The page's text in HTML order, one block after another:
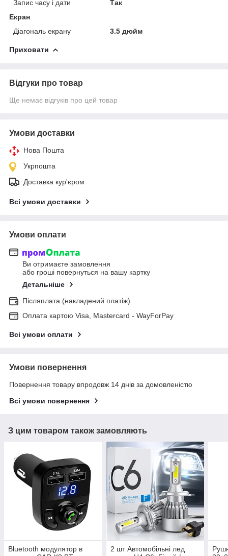
Запис часу і дати
Так
Екран
Діагональ екрану
3.5 дюйм
Приховати
Відгуки про товар
Ще немає відгуків про цей товар
Умови доставки
Нова Пошта
Укрпошта
Доставка кур'єром
Всі умови доставки
Умови оплати
Ви отримаєте замовлення
або гроші повернуться на вашу картку
Детальніше
Післяплата (накладений платіж)
Оплата картою Visa, Mastercard - WayForPay
Всі умови оплати
Умови повернення
Повернення товару впродовж 14 днів за домовленістю
Всі умови повернення
З цим товаром також замовляють
Bluetooth модулятор в
2 шт Автомобільні лед